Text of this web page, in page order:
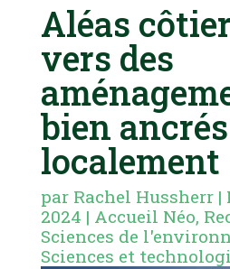
Aléas
vers des
bien ancrés
localement
par Rachel Hussherr|
2024 | Accueil Néo,
Sciences de
Sciences et